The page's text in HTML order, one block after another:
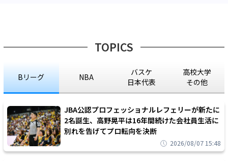
TOPICS
Bリーグ NBA
バスケ
日本代表
高校大学
その他
JBA公認プロフェッショナルレフェリーが新たに
2名誕生、高野晃平は16年間続けた会社員生活に
別れを告げてプロ転向を決断
2026/08/07 15:48